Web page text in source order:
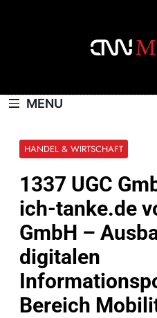
MENU
HANDEL & WIRTSCHAFT
1337 UGC
ich-tanke.de
GmbH –
digitalen
Bereich